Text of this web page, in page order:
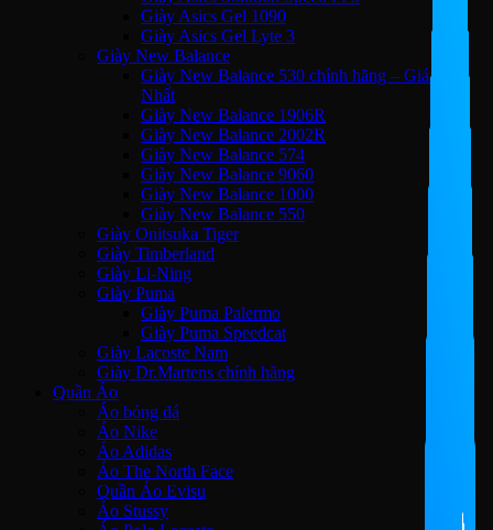
Giày Asics Gel 1090
Giày Asics Gel Lyte 3
Giày New Balance
Giày New Balance 530 chính hãng – Giá Tốt
Nhất
Giày New Balance 1906R
Giày New Balance 2002R
Giày New Balance 574
Giày New Balance 9060
Giày New Balance 1000
Giày New Balance 550
Giày Onitsuka Tiger
Giày Timberland
Giày Li-Ning
Giày Puma
Giày Puma Palermo
Giày Puma Speedcat
Giày Lacoste Nam
Giày Dr.Martens chính hãng
Quần Áo
Áo bóng đá
Áo Nike
Áo Adidas
Áo The North Face
Quần Áo Evisu
Áo Stussy